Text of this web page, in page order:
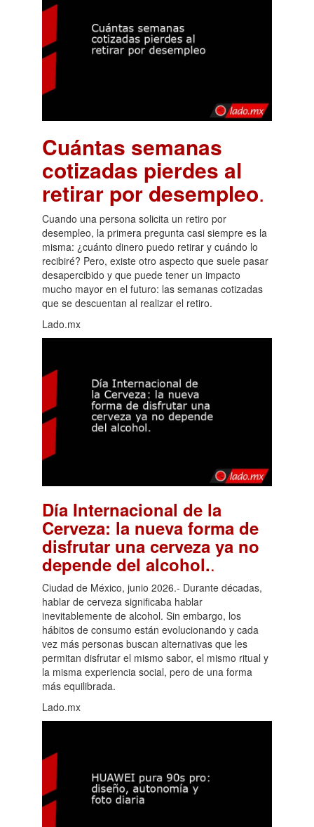
Cuántas semanas
cotizadas pierdes al
retirar por desempleo.
Cuando una persona solicita un retiro por
desempleo, la primera pregunta casi siempre es la
misma: ¿cuánto dinero puedo retirar y cuándo lo
recibiré? Pero, existe otro aspecto que suele pasar
desapercibido y que puede tener un impacto
mucho mayor en el futuro: las semanas cotizadas
que se descuentan al realizar el retiro.
Lado.mx
Día Internacional de la
Cerveza: la nueva forma de
disfrutar una cerveza ya no
depende del alcohol..
Ciudad de México, junio 2026.- Durante décadas,
hablar de cerveza significaba hablar
inevitablemente de alcohol. Sin embargo, los
hábitos de consumo están evolucionando y cada
vez más personas buscan alternativas que les
permitan disfrutar el mismo sabor, el mismo ritual y
la misma experiencia social, pero de una forma
más equilibrada.
Lado.mx